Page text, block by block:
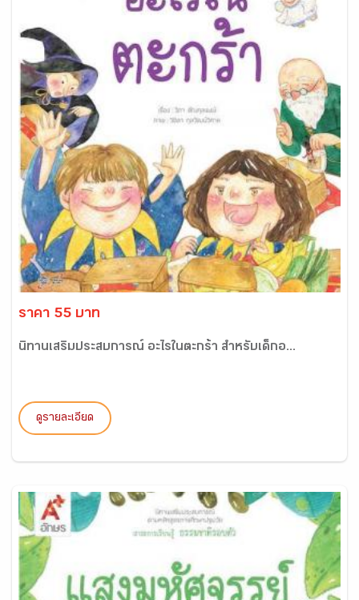
ราคา 55 บาท
นิทานเสริมประสบการณ์ อะไรในตะกร้า สำหรับเด็กอ...
ดูรายละเอียด